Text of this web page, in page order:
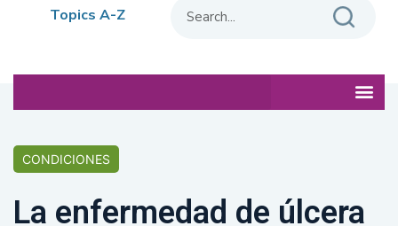
Topics A-Z
CONDICIONES
La enfermedad de úlcera